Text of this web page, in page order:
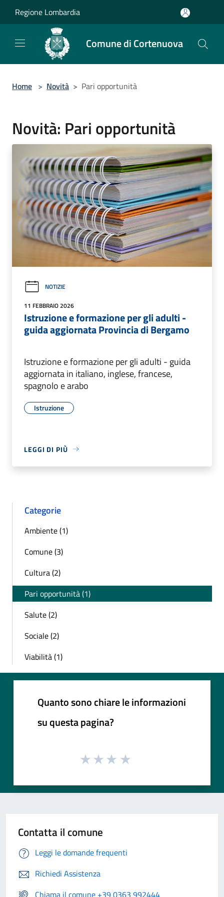
Regione Lombardia
Comune di Cortenuova
Home > Novità > Pari opportunità
Novità: Pari opportunità
NOTIZIE
11 FEBBRAIO 2026
Istruzione e formazione per gli adulti -
guida aggiornata Provincia di Bergamo
Istruzione e formazione per gli adulti - guida
aggiornata in italiano, inglese, francese,
spagnolo e arabo
Istruzione
LEGGI DI PIÙ
Categorie
Ambiente (1)
Comune (3)
Cultura (2)
Pari opportunità (1)
Salute (2)
Sociale (2)
Viabilità (1)
Quanto sono chiare le informazioni
su questa pagina?
Contatta il comune
Leggi le domande frequenti
Richiedi Assistenza